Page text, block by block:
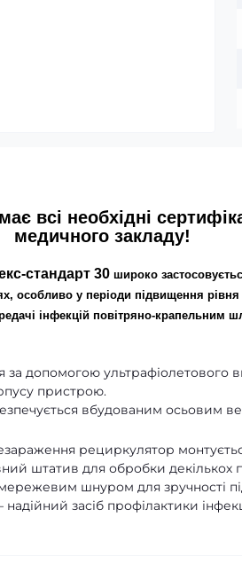
всі необхідні
медичного закладу!
стандарт 30 широко
особливо у періоди підвищення
інфекцій повітряно-крапельним
за допомогою ультрафіолетового
пристрою.
вбудованим осьовим
рециркулятор
штатив для обробки декількох
шнуром для зручності
засіб профілактики